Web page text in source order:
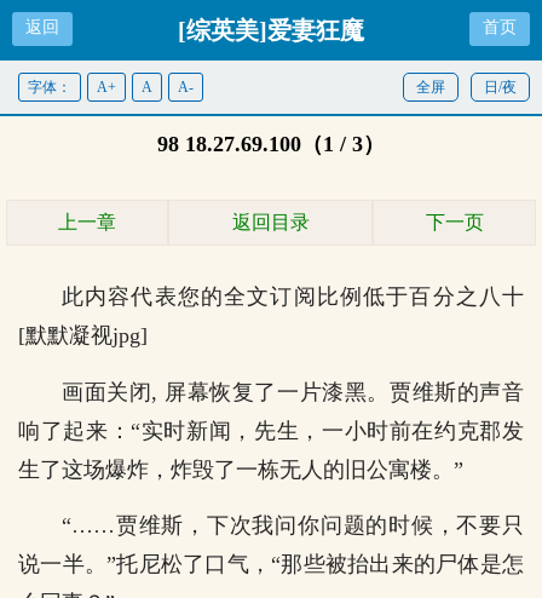
返回 [综英美]爱妻狂魔 首页
日/夜
全屏
字体： A+ A A-
98 18.27.69.100（1 / 3）
上一章 返回目录 下一页
此内容代表您的全文订阅比例低于百分之八十
[默默凝视jpg]
画面关闭, 屏幕恢复了一片漆黑。贾维斯的声音
响了起来：“实时新闻，先生，一小时前在约克郡发
生了这场爆炸，炸毁了一栋无人的旧公寓楼。”
“……贾维斯，下次我问你问题的时候，不要只
说一半。”托尼松了口气，“那些被抬出来的尸体是怎